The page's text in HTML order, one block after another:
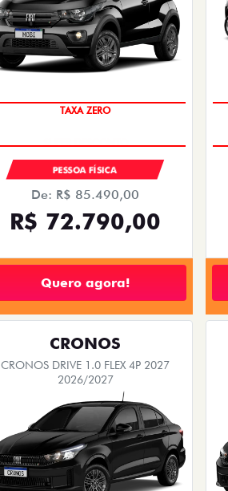
PESSOA FÍSICA
De: R$ 85.490,00
R$ 72.790,00
Quero agora!
CRONOS
CRONOS DRIVE 1.0 FLEX 4P 2027
2026/2027